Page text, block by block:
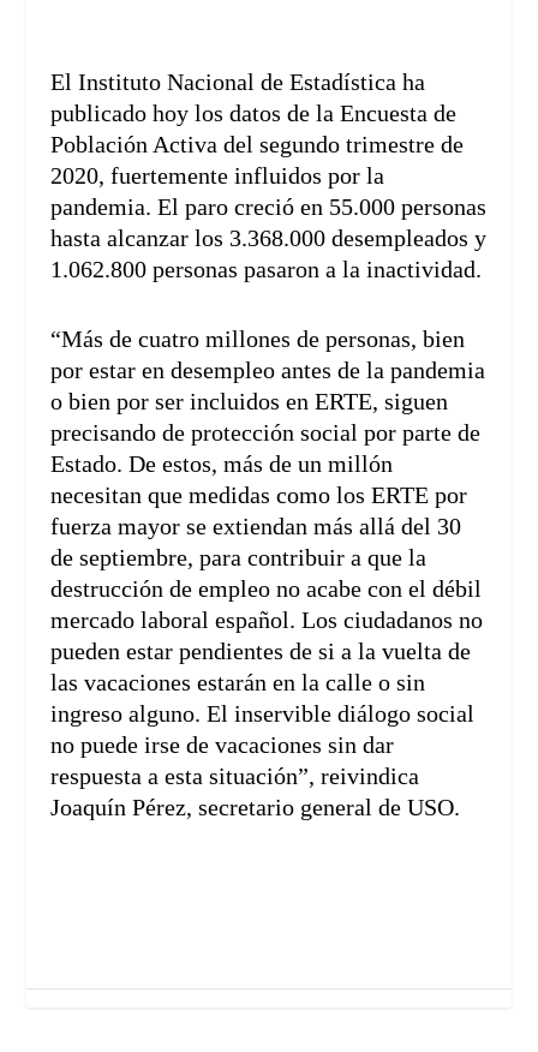
El Instituto Nacional de Estadística ha
publicado hoy los datos de la Encuesta de
Población Activa del segundo trimestre de
2020, fuertemente influidos por la
pandemia. El paro creció en 55.000 personas
hasta alcanzar los 3.368.000 desempleados y
1.062.800 personas pasaron a la inactividad.
“Más de cuatro millones de personas, bien
por estar en desempleo antes de la pandemia
o bien por ser incluidos en ERTE, siguen
precisando de protección social por parte de
Estado. De estos, más de un millón
necesitan que medidas como los ERTE por
fuerza mayor se extiendan más allá del 30
de septiembre, para contribuir a que la
destrucción de empleo no acabe con el débil
mercado laboral español. Los ciudadanos no
pueden estar pendientes de si a la vuelta de
las vacaciones estarán en la calle o sin
ingreso alguno. El inservible diálogo social
no puede irse de vacaciones sin dar
respuesta a esta situación”, reivindica
Joaquín Pérez, secretario general de USO.